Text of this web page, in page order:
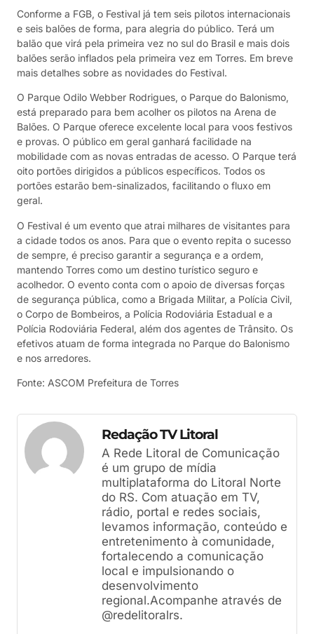
Conforme a FGB, o Festival já tem seis pilotos internacionais
e seis balões de forma, para alegria do público. Terá um
balão que virá pela primeira vez no sul do Brasil e mais dois
balões serão inflados pela primeira vez em Torres. Em breve
mais detalhes sobre as novidades do Festival.
O Parque Odilo Webber Rodrigues, o Parque do Balonismo,
está preparado para bem acolher os pilotos na Arena de
Balões. O Parque oferece excelente local para voos festivos
e provas. O público em geral ganhará facilidade na
mobilidade com as novas entradas de acesso. O Parque terá
oito portões dirigidos a públicos específicos. Todos os
portões estarão bem-sinalizados, facilitando o fluxo em
geral.
O Festival é um evento que atrai milhares de visitantes para
a cidade todos os anos. Para que o evento repita o sucesso
de sempre, é preciso garantir a segurança e a ordem,
mantendo Torres como um destino turístico seguro e
acolhedor. O evento conta com o apoio de diversas forças
de segurança pública, como a Brigada Militar, a Polícia Civil,
o Corpo de Bombeiros, a Polícia Rodoviária Estadual e a
Polícia Rodoviária Federal, além dos agentes de Trânsito. Os
efetivos atuam de forma integrada no Parque do Balonismo
e nos arredores.
Fonte: ASCOM Prefeitura de Torres
Redação TV Litoral
A Rede Litoral de Comunicação
é um grupo de mídia
multiplataforma do Litoral Norte
do RS. Com atuação em TV,
rádio, portal e redes sociais,
levamos informação, conteúdo e
entretenimento à comunidade,
fortalecendo a comunicação
local e impulsionando o
desenvolvimento
regional.Acompanhe através de
@redelitoralrs.